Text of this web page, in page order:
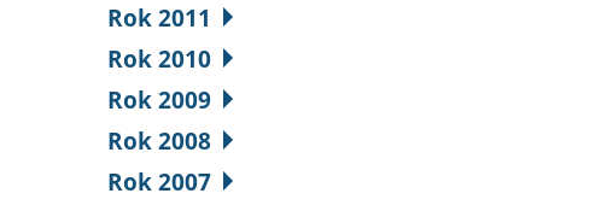
Rok 2011
Rok 2010
Rok 2009
Rok 2008
Rok 2007